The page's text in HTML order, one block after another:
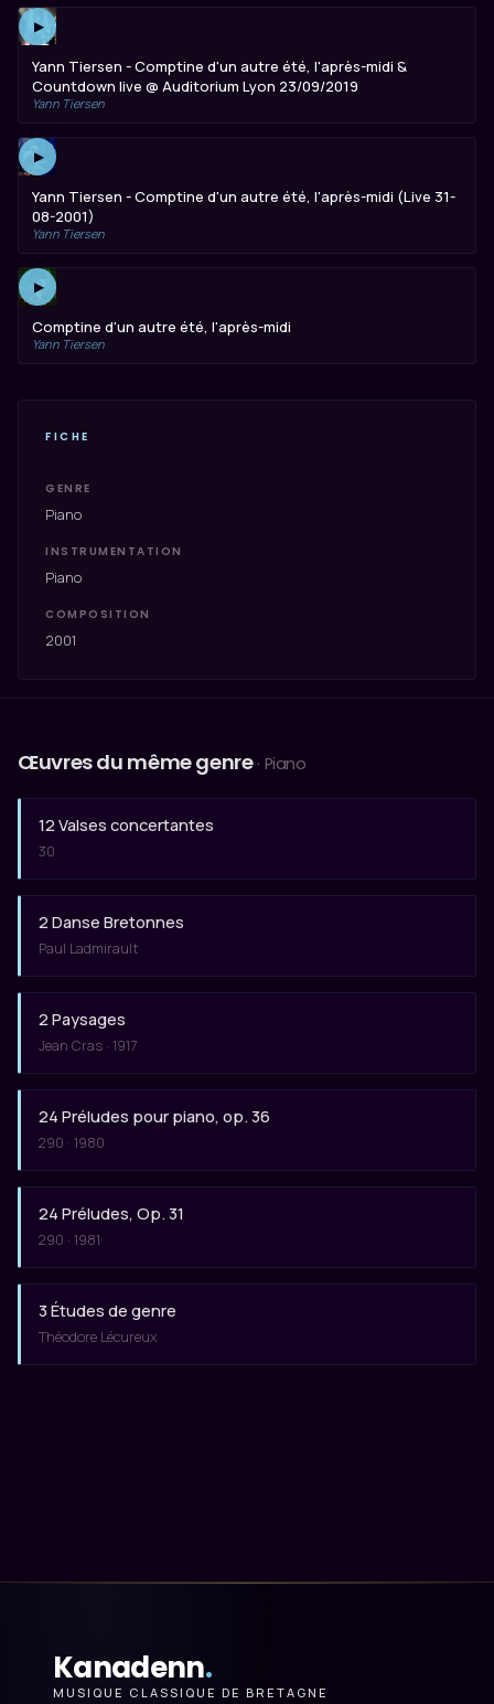
▶
Yann Tiersen - Comptine d'un autre été, l'après-midi &
Countdown live @ Auditorium Lyon 23/09/2019
Yann Tiersen
▶
Yann Tiersen - Comptine d'un autre été, l'après-midi (Live 31-
08-2001)
Yann Tiersen
▶
Comptine d'un autre été, l'après-midi
Yann Tiersen
FICHE
GENRE
Piano
INSTRUMENTATION
Piano
COMPOSITION
2001
Œuvres du même genre · Piano
12 Valses concertantes
30
2 Danse Bretonnes
Paul Ladmirault
2 Paysages
Jean Cras · 1917
24 Préludes pour piano, op. 36
290 · 1980
24 Préludes, Op. 31
290 · 1981
3 Études de genre
Théodore Lécureux
Kanadenn.
MUSIQUE CLASSIQUE DE BRETAGNE